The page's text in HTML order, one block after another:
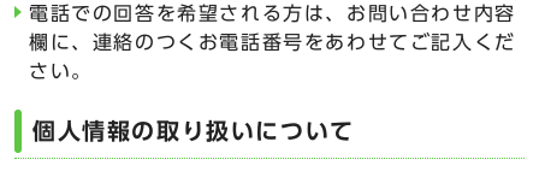
電話での回答を希望される方は、お問い合わせ内容
欄に、連絡のつくお電話番号をあわせてご記入くだ
さい。
個人情報の取り扱いについて